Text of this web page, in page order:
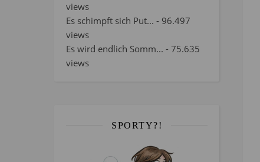
views
Es schimpft sich Put... - 96.497
views
Es wird endlich Somm... - 75.635
views
SPORTY?!